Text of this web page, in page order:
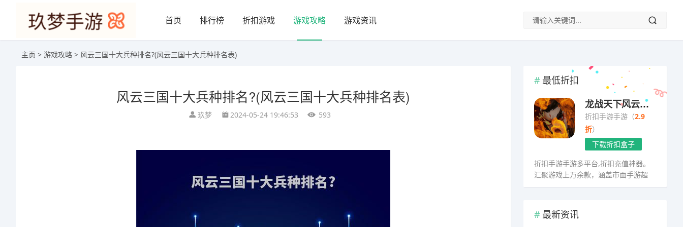
首页 排行榜 折扣游戏 游戏攻略 游戏资讯
主页 > 游戏攻略 > 风云三国十大兵种排名?(风云三国十大兵种排名表)
风云三国十大兵种排名?(风云三国十大兵种排名表)
玖梦 2024-05-24 19:46:53 593
最低折扣
龙战天下风云三国
折扣手游手游（2.9
折）
下载折扣盒子
折扣手游手游多平台,折扣充值神器。
汇聚游戏上万余款，涵盖市面手游超
98%
最新资讯